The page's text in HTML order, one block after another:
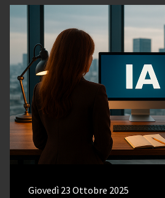
Giovedì 23 Ottobre 2025